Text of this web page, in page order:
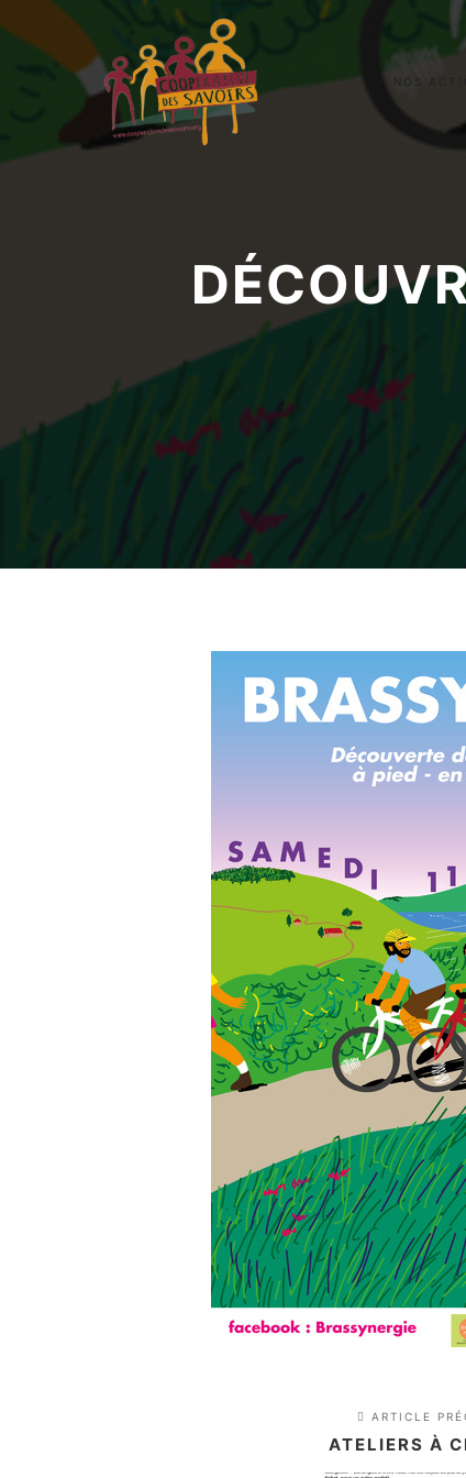
ARTICLE
ATELIERS À